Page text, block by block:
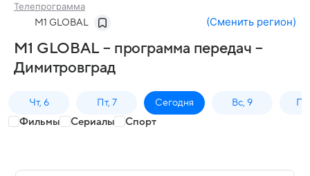
Телепрограмма
M1 GLOBAL (Сменить регион)
M1 GLOBAL – программа передач –
Димитровград
Чт, 6 Пт, 7 Сегодня Вс, 9
Фильмы Сериалы Спорт